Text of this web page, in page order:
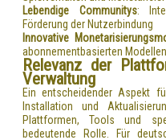
Lebendige Communitys:
Förderung der Nutzerbindung
Innovative
abonnementbasierten Modellen
Relevanz der
Verwaltung
Ein entscheidender Aspekt
Installation und
Plattformen, Tools und
bedeutende Rolle. Für